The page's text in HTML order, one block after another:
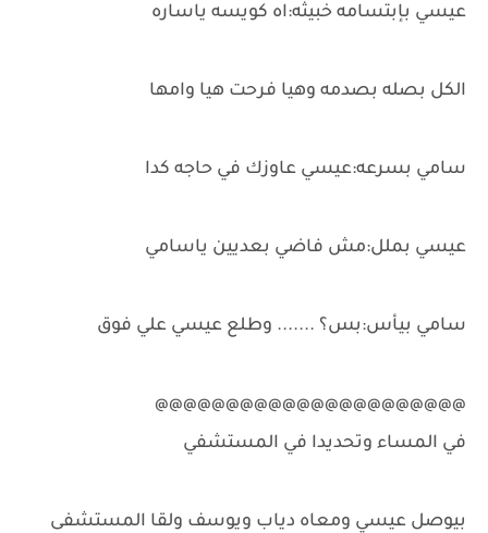
عيسي بإبتسامه خبيثه:اه كويسه ياساره
الكل بصله بصدمه وهيا فرحت هيا وامها
سامي بسرعه:عيسي عاوزك في حاجه كدا
عيسي بملل:مش فاضي بعديين ياسامي
سامي بيأس:بس؟ ....... وطلع عيسي علي فوق
@@@@@@@@@@@@@@@@@@@@@@
في المساء وتحديدا في المستشفي
بيوصل عيسي ومعاه دياب ويوسف ولقا المستشفى